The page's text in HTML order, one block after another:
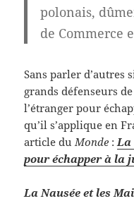
polonais,
de Commerce
Sans parler d’autres
grands défenseurs
l’étranger pour
qu’il s’applique en
article duMonde :La
pour échapper à la
La Nausée et les